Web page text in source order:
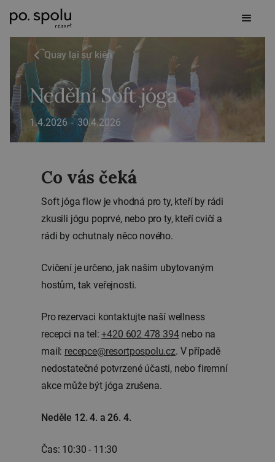
Quay lại sự kiện
Nedělní Soft jóga
1.4.2026 - 30.4.2026
Co vás čeká
Soft jóga flow je vhodná pro ty, kteří by rádi
zkusili jógu poprvé, nebo pro ty, kteří cvičí a
rádi by ochutnaly něco nového.
Cvičení je určeno, jak našim ubytovaným
hostům, tak veřejnosti.
Pro rezervaci kontaktujte naší wellness
recepci na tel:+420 602 478 394nebo na
mail: recepce@resortpospolu.cz. V případě
nedostatečné potvrzené účasti, nebo firemní
akce může být jóga zrušena.
Neděle 12. 4. a 26. 4.
Čas: 10:30 - 11:30